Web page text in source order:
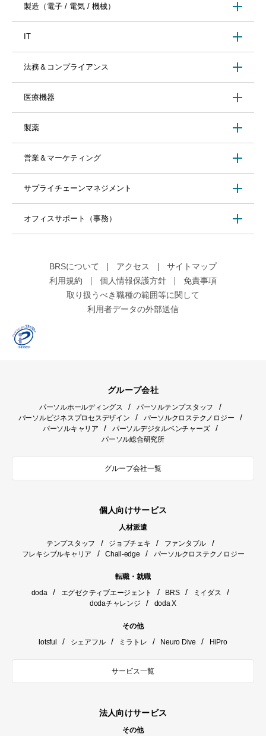
製造（電子 / 電気 / 機械）
IT
法務＆コンプライアンス
医療機器
製薬
営業＆マーケティング
サプライチェーンマネジメント
オフィスサポート（事務）
BRSについて アクセス
サイトマップ
利用規約
個人情報保護方針
免責事項
取り扱うべき職種の範囲等に関して
利用者データの外部送信
グループ会社
パーソルホールディングス / パーソルテンプスタッフ /
パーソルビジネスプロセスデザイン / パーソルクロステクノロジー /
パーソルキャリア / パーソルデジタルベンチャーズ /
パーソル総合研究所
グループ会社一覧
個人向けサービス
人材派遣
テンプスタッフ
/ ジョブチェキ / ファンタブル /
フレキシブルキャリア / Chall-edge / パーソルクロステクノロジー
転職・就職
doda
/ エグゼクティブエージェント / BRS / ミイダス /
dodaチャレンジ / doda X
その他
lotsful
/ シェアフル / ミラトレ / Neuro Dive / HiPro
サービス一覧
法人向けサービス
その他